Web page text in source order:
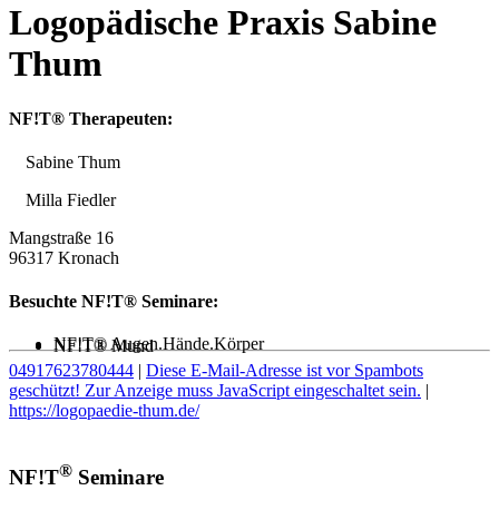
Logopädische Praxis Sabine
Thum
NF!T® Therapeuten:
Sabine Thum
Milla Fiedler
Mangstraße 16
96317 Kronach
Besuchte NF!T® Seminare:
NF!T® Mund
NF!T® Augen.Hände.Körper
04917623780444 | Diese E-Mail-Adresse ist vor Spambots
geschützt! Zur Anzeige muss JavaScript eingeschaltet sein. |
https://logopaedie-thum.de/
NF!T® Seminare